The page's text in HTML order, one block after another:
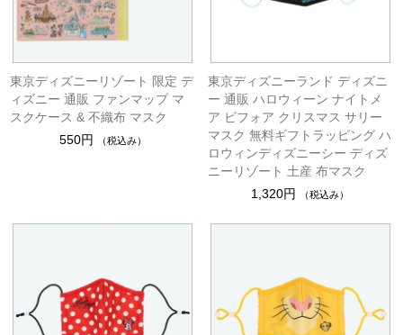
東京ディズニーリゾート 限定 デ
ィズニー 通販 ファンマップ マ
スクケース & 不織布 マスク
550円
（税込み）
東京ディズニーランド ディズニ
ー 通販 ハロウィーン ナイトメ
ア ビフォア クリスマス サリー
マスク 無料ギフトラッピング ハ
ロウィンディズニーシー ディズ
ニーリゾート 土産 布マスク
1,320円
（税込み）